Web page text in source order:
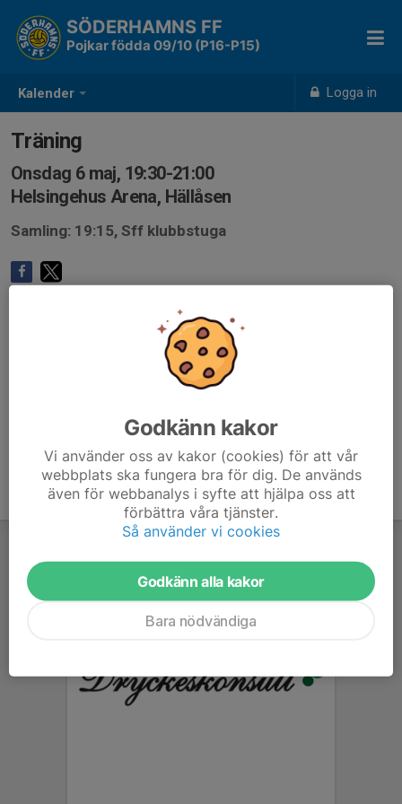
Kalender Logga in
SÖDERHAMNS FF
Pojkar födda 09/10 (P16-P15)
Träning
Onsdag 6 maj, 19:30-21:00
Helsingehus Arena, Hällåsen
Samling: 19:15, Sff klubbstuga
Godkänn kakor
Vi använder oss av kakor (cookies) för att vår
webbplats ska fungera bra för dig. De används
även för webbanalys i syfte att hjälpa oss att
förbättra våra tjänster.
Så använder vi cookies
Godkänn alla kakor
Bara nödvändiga